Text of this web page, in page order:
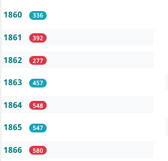
1860 336
1861 392
1862 277
1863 457
1864 548
1865 547
1866 580